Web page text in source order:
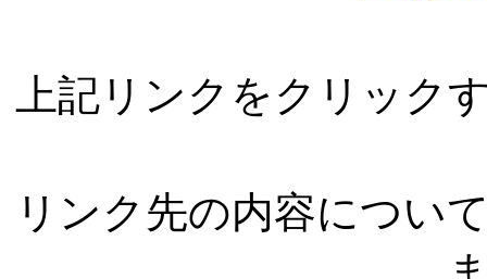
上記リンクをクリック
リンク先の内容につい